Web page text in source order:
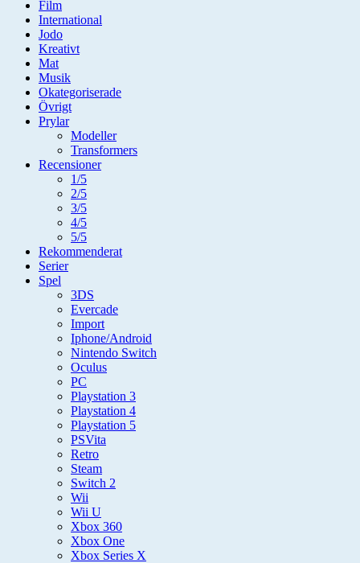
Film
International
Jodo
Kreativt
Mat
Musik
Okategoriserade
Övrigt
Prylar
Modeller
Transformers
Recensioner
1/5
2/5
3/5
4/5
5/5
Rekommenderat
Serier
Spel
3DS
Evercade
Import
Iphone/Android
Nintendo Switch
Oculus
PC
Playstation 3
Playstation 4
Playstation 5
PSVita
Retro
Steam
Switch 2
Wii
Wii U
Xbox 360
Xbox One
Xbox Series X